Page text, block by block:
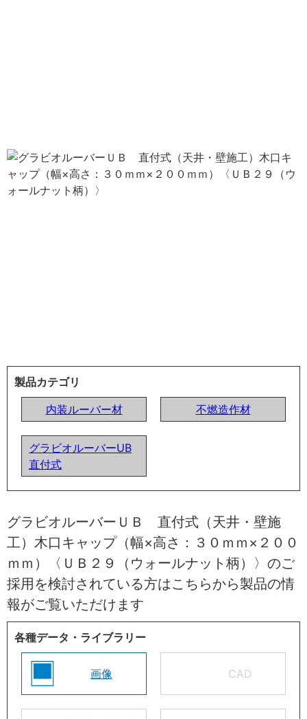
製品カテゴリ
内装ルーバー材
不燃造作材
グラビオルーバーUB
直付式
グラビオルーバーＵＢ 直付式（天井・壁施
工）木口キャップ（幅×高さ：３０ｍｍ×２００
ｍｍ）〈ＵＢ２９（ウォールナット柄）〉のご
採用を検討されている方はこちらから製品の情
報がご覧いただけます
各種データ・ライブラリー
画像 CAD